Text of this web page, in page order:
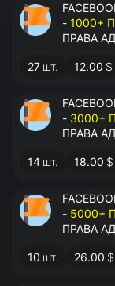
- 1000+
ПРАВА
27 шт. 12.00 $
- 3000+
ПРАВА
14 шт. 18.00 $
- 5000+
ПРАВА
10 шт. 26.00 $